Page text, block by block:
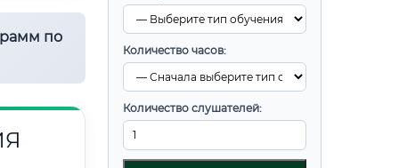
Количество часов:
Количество слушателей:
по